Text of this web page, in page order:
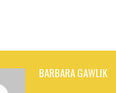
BARBARA GAWLIK